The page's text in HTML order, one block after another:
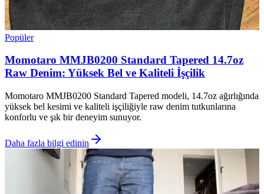
Popüler
Momotaro MMJB0200 Standard Tapered 14.7oz
Raw Denim: Yüksek Bel ve Kaliteli İşçilik
Momotaro MMJB0200 Standard Tapered modeli, 14.7oz ağırlığında
yüksek bel kesimi ve kaliteli işçiliğiyle raw denim tutkunlarına
konforlu ve şık bir deneyim sunuyor.
Daha fazla bilgi edinin